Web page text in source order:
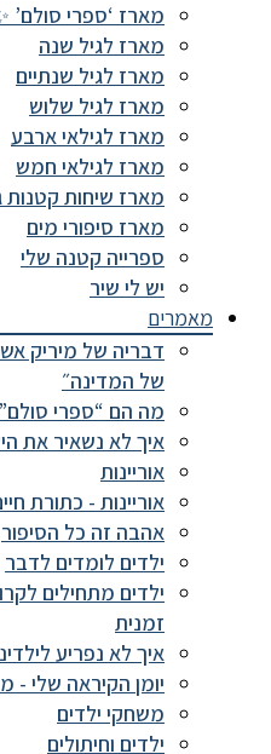
מארז ‘ספרי סולם’
מארז לגיל שנה
מארז לגיל שנתיים
מארז לגיל שלוש
מארז לגילאי ארבע
מארז לגילאי חמש
מארז שיחות קטנות
מארז סיפורי מים
ספרייה קטנה שלי
יש לי שיר
מאמרים
דבריה של מיריק
של המדינה״
מה הם “ספרי
איך לא נשאיר את
אוריינות
אוריינות - כתורת
אהבה זה כל הסיפור
ילדים לומדים לדבר
ילדים מתחילים
זמנית
איך לא נפריע
יומן הקיראה שלי -
משחקי ילדים
ילדים וחיתולים